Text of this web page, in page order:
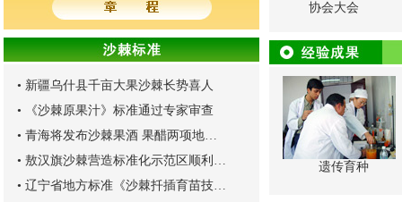
• 新疆乌什县千亩大果沙棘长势喜人
•
《沙棘原果汁》标准通过专家审查
• 青海将发布沙棘果酒 果醋两项地方标准
• 敖汉旗沙棘营造标准化示范区顺利通过验收
• 辽宁省地方标准《沙棘扦插育苗技术规程》通过评审
协会大会
遗传育种